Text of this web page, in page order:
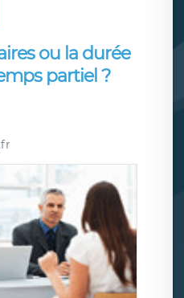
ou la durée
partiel ?